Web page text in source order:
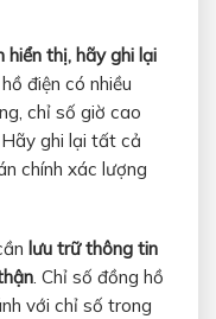
hiển thị, hãy ghi lại
điện có nhiều
chỉ số giờ cao
ghi lại tất cả
chính xác lượng
lưu trữ thông tin
. Chỉ số đồng hồ
với chỉ số trong